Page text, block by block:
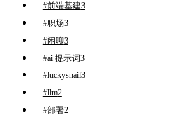
#前端基建3
#职场3
#闲聊3
#ai 提示词3
#luckysnail3
#llm2
#部署2